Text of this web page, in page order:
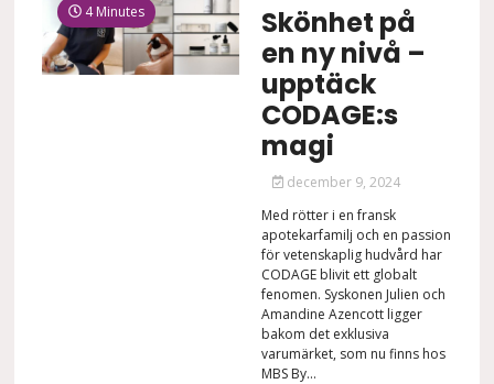
4 Minutes
Skönhet på
en ny nivå –
upptäck
CODAGE:s
magi
december 9, 2024
Med rötter i en fransk
apotekarfamilj och en passion
för vetenskaplig hudvård har
CODAGE blivit ett globalt
fenomen. Syskonen Julien och
Amandine Azencott ligger
bakom det exklusiva
varumärket, som nu finns hos
MBS By...